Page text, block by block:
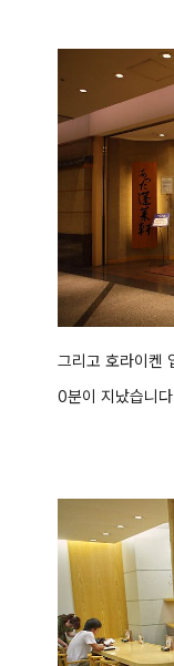
그리고 호라이켄
0분이 지났습니